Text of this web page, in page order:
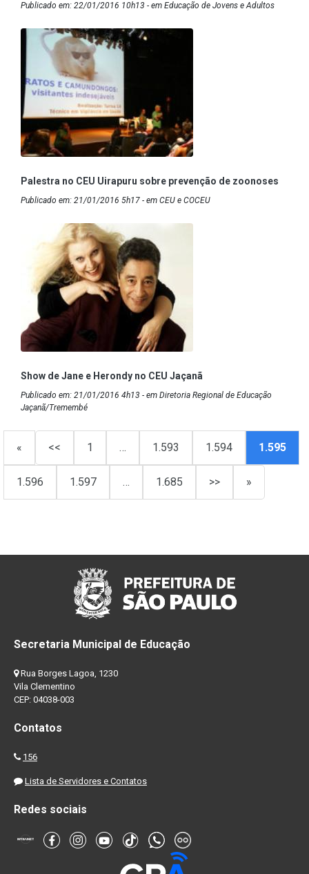
Publicado em: 22/01/2016 10h13 - em Educação de Jovens e Adultos
Palestra no CEU Uirapuru sobre prevenção de zoonoses
Publicado em: 21/01/2016 5h17 - em CEU e COCEU
Show de Jane e Herondy no CEU Jaçanã
Publicado em: 21/01/2016 4h13 - em Diretoria Regional de Educação
Jaçanã/Tremembé
« << 1 … 1.593 1.594 1.595
1.596 1.597 … 1.685 >> »
Secretaria Municipal de Educação
Rua Borges Lagoa, 1230
Vila Clementino
CEP: 04038-003
Contatos
156
Lista de Servidores e Contatos
Redes sociais